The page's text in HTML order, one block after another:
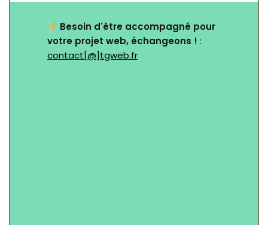
Besoin d'être accompagné pour
votre projet web, échangeons ! :
contact[@]tgweb.fr